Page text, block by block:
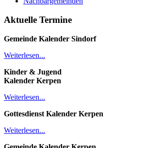
Aktuelle Termine
Gemeinde Kalender Sindorf
Weiterlesen...
Kinder & Jugend
Kalender Kerpen
Weiterlesen...
Gottesdienst Kalender Kerpen
Weiterlesen...